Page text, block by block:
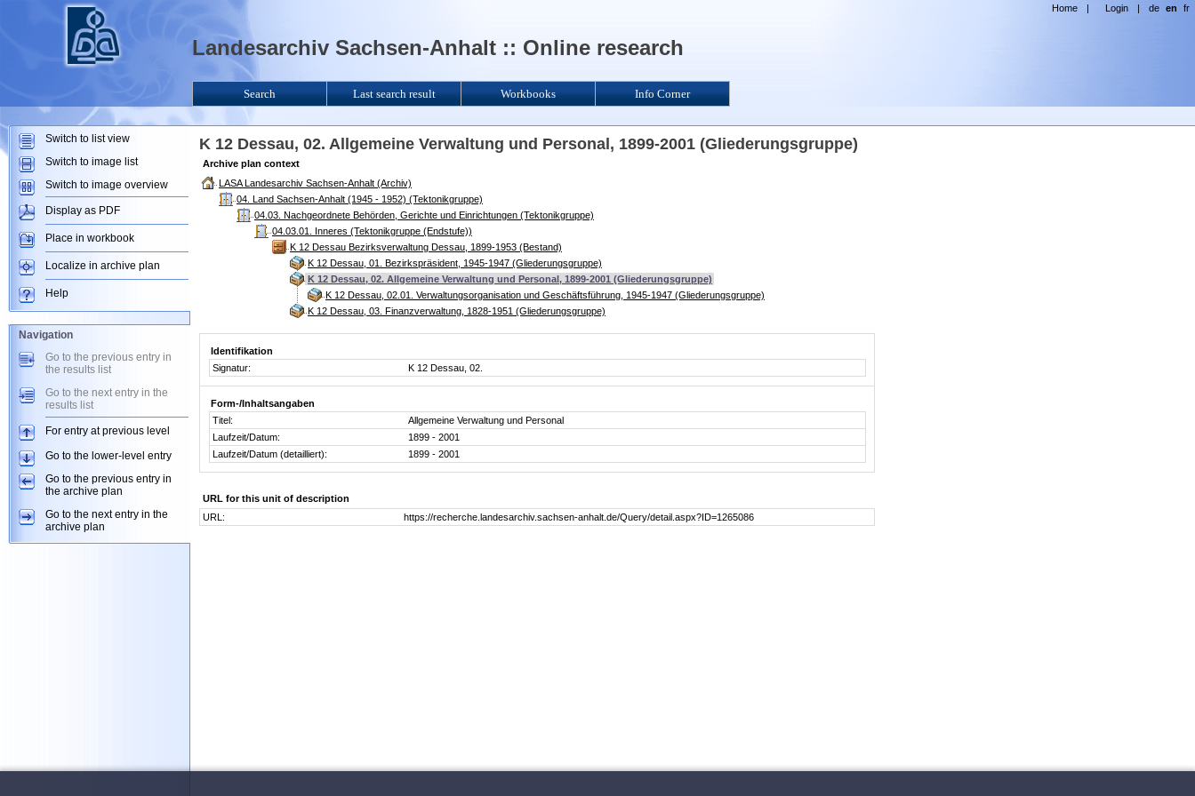
K 12 Dessau, 02. Allgemeine Verwaltung und Personal, 1899-2001 (Gliederungsgruppe)
Archive plan context
LASA Landesarchiv Sachsen-Anhalt (Archiv)
04. Land Sachsen-Anhalt (1945 - 1952) (Tektonikgruppe)
04.03. Nachgeordnete Behörden, Gerichte und Einrichtungen (Tektonikgruppe)
04.03.01. Inneres (Tektonikgruppe (Endstufe))
K 12 Dessau Bezirksverwaltung Dessau, 1899-1953 (Bestand)
K 12 Dessau, 01. Bezirkspräsident, 1945-1947 (Gliederungsgruppe)
K 12 Dessau, 02. Allgemeine Verwaltung und Personal, 1899-2001 (Gliederungsgruppe)
K 12 Dessau, 02.01. Verwaltungsorganisation und Geschäftsführung, 1945-1947 (Gliederungsgruppe)
K 12 Dessau, 03. Finanzverwaltung, 1828-1951 (Gliederungsgruppe)
Identifikation
Signatur:
K 12 Dessau, 02.
Form-/Inhaltsangaben
Titel:
Allgemeine Verwaltung und Personal
Laufzeit/Datum:
1899 - 2001
Laufzeit/Datum (detailliert):
1899 - 2001
URL for this unit of description
URL:
https://recherche.landesarchiv.sachsen-anhalt.de/Query/detail.aspx?ID=1265086
Home | Login | de en fr
Landesarchiv Sachsen-Anhalt :: Online research
Search Last search result Workbooks Info Corner
Switch to list view
Switch to image list
Switch to image overview
Display as PDF
Place in workbook
Localize in archive plan
Help
Navigation
Go to the previous entry in
the results list
Go to the next entry in the
results list
For entry at previous level
Go to the lower-level entry
Go to the previous entry in
the archive plan
Go to the next entry in the
archive plan